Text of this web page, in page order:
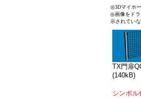
◎3Dマイホ
◎画像をドラ
示されてい
TX門扉
(140kB)
シンボル